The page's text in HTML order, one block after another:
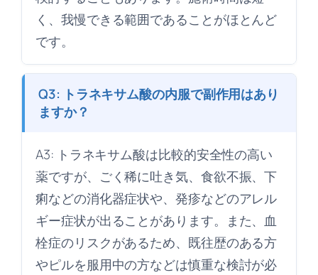
く、我慢できる範囲であることがほとんど
です。
Q3: トラネキサム酸の内服で副作用はあり
ますか？
A3: トラネキサム酸は比較的安全性の高い
薬ですが、ごく稀に吐き気、食欲不振、下
痢などの消化器症状や、発疹などのアレル
ギー症状が出ることがあります。また、血
栓症のリスクがあるため、既往歴のある方
やピルを服用中の方などは慎重な検討が必